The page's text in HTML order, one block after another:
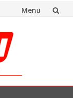
Menu